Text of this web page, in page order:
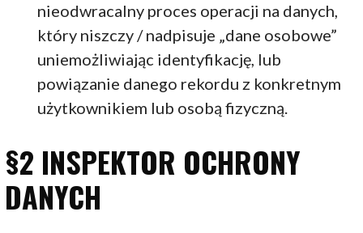
nieodwracalny proces operacji na danych,
który niszczy / nadpisuje „dane osobowe”
uniemożliwiając identyfikację, lub
powiązanie danego rekordu z konkretnym
użytkownikiem lub osobą fizyczną.
§2 INSPEKTOR OCHRONY
DANYCH